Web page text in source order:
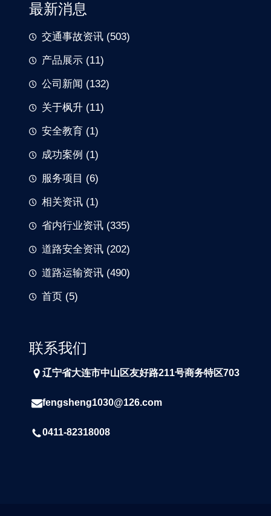
最新消息
交通事故资讯 (503)
产品展示 (11)
公司新闻 (132)
关于枫升 (11)
安全教育 (1)
成功案例 (1)
服务项目 (6)
相关资讯 (1)
省内行业资讯 (335)
道路安全资讯 (202)
道路运输资讯 (490)
首页 (5)
联系我们
辽宁省大连市中山区友好路211号商务特区703
fengsheng1030@126.com
0411-82318008